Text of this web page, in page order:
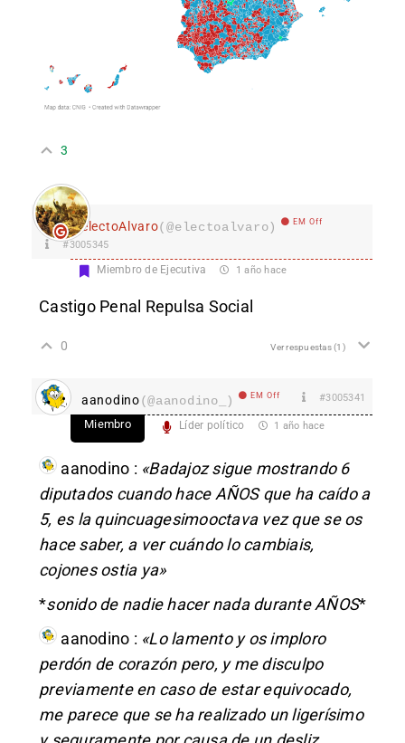
3
electoAlvaro(@electoalvaro) EM Off
#3005345
Miembro de Ejecutiva 1 año hace
Castigo Penal Repulsa Social
0 Ver respuestas(1)
aanodino(@aanodino_) EM Off #3005341
Miembro Líder político 1 año hace
aanodino : «Badajoz sigue mostrando 6
diputados cuando hace AÑOS que ha caído a
5, es la quincuagesimooctava vez que se os
hace saber, a ver cuándo lo cambiais,
cojones ostia ya»
*sonido de nadie hacer nada durante AÑOS*
aanodino : «Lo lamento y os imploro
perdón de corazón pero, y me disculpo
previamente en caso de estar equivocado,
me parece que se ha realizado un ligerísimo